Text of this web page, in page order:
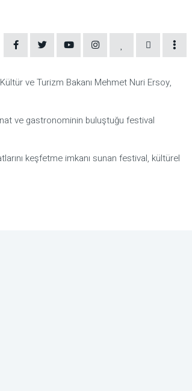
ve Turizm Bakanı Mehmet Nuri Ersoy,
ve gastronominin buluştuğu festival
keşfetme imkanı sunan festival, kültürel